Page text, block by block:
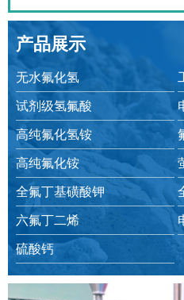
产品展示
无水氟化氢
试剂级氢氟酸
高纯氟化氢铵
高纯氟化铵
全氟丁基磺酸钾
六氟丁二烯
硫酸钙